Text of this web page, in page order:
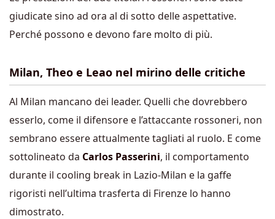
giudicate sino ad ora al di sotto delle aspettative.
Perché possono e devono fare molto di più.
Milan, Theo e Leao nel mirino delle critiche
Al Milan mancano dei leader. Quelli che dovrebbero
esserlo, come il difensore e l’attaccante rossoneri, non
sembrano essere attualmente tagliati al ruolo. E come
sottolineato da Carlos Passerini, il comportamento
durante il cooling break in Lazio-Milan e la gaffe
rigoristi nell’ultima trasferta di Firenze lo hanno
dimostrato.